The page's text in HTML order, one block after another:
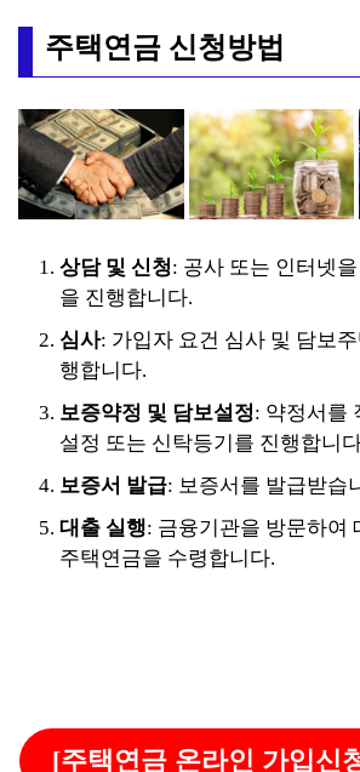
주택연금 신청방법
상담 및 신청: 공사 또는 인터넷
을 진행합니다.
심사: 가입자 요건 심사 및 담보
행합니다.
보증약정 및 담보설정: 약정서를
설정 또는 신탁등기를 진행합니
보증서 발급: 보증서를 발급받습
대출 실행: 금융기관을 방문하여
주택연금을 수령합니다.
[주택연금 온라인 가입신